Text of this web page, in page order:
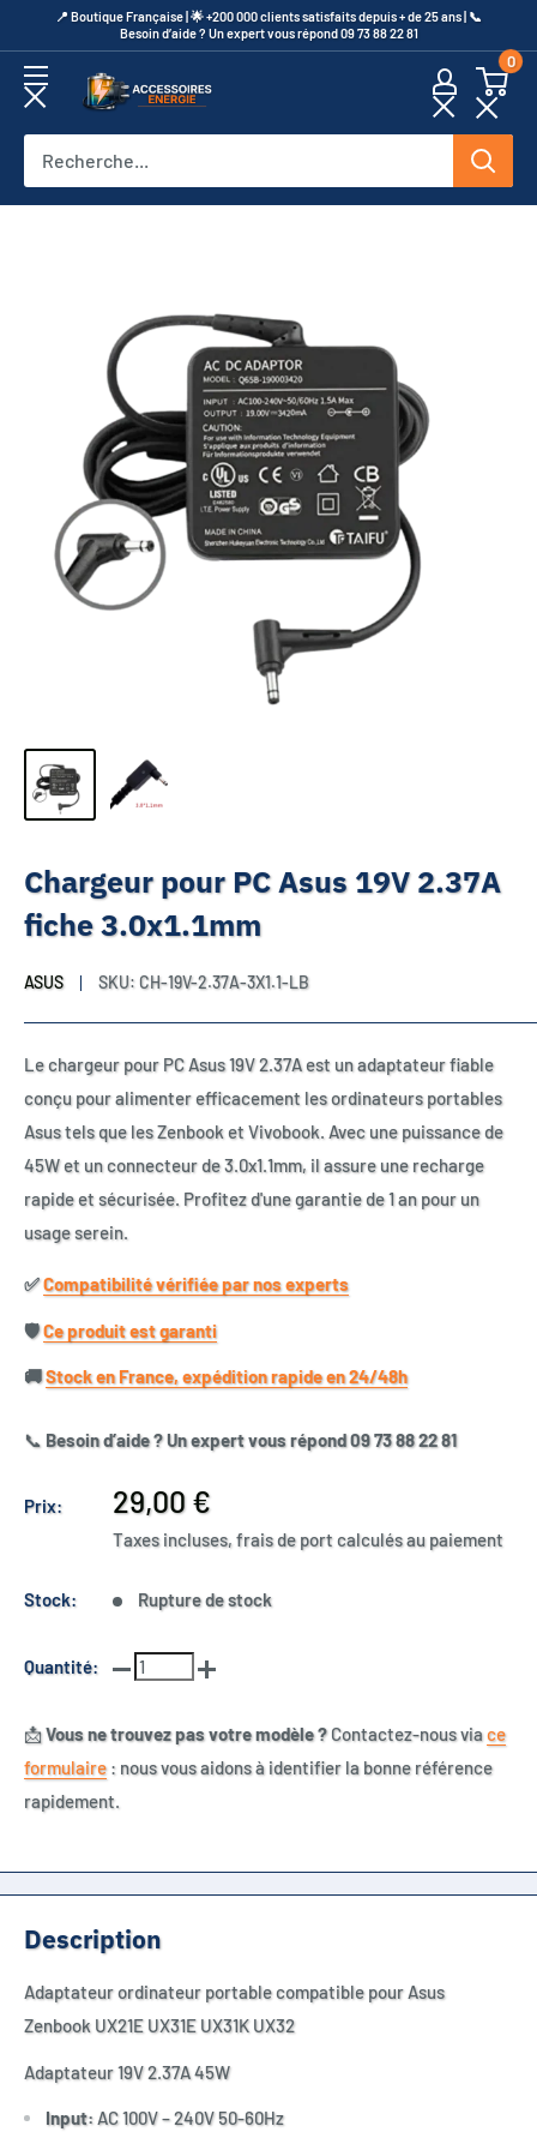
au
contenu
​📍​ Boutique Française | 🌟 +200 000 clients satisfaits depuis + de 25 ans | 📞​
Besoin d’aide ? Un expert vous répond 09 73 88 22 81
Accessoires
0
Chargeur pour PC Asus 19V 2.37A
fiche 3.0x1.1mm
ASUS SKU: CH-19V-2.37A-3X1.1-LB
Le chargeur pour PC Asus 19V 2.37A est un adaptateur fiable
conçu pour alimenter efficacement les ordinateurs portables
Asus tels que les Zenbook et Vivobook. Avec une puissance de
45W et un connecteur de 3.0x1.1mm, il assure une recharge
rapide et sécurisée. Profitez d'une garantie de 1 an pour un
usage serein.
✅​Compatibilité vérifiée par nos experts
🛡️​Ce produit est garanti
🚚​Stock en France, expédition rapide en 24/48h
📞 Besoin d’aide ? Un expert vous répond 09 73 88 22 81
Prix:
Prix
réduit
29,00 €
Taxes incluses, frais de port calculés au paiement
Stock: Rupture de stock
Quantité:
📩Vous ne trouvez pas votre modèle ?Contactez-nous viace
formulaire : nous vous aidons à identifier la bonne référence
rapidement.
Description
Adaptateur ordinateur portable compatible pour Asus
Zenbook UX21E UX31E UX31K UX32
Adaptateur 19V 2.37A 45W
Input: AC 100V – 240V 50-60Hz